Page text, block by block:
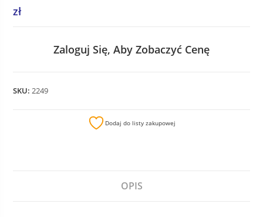
zł
Zaloguj Się, Aby Zobaczyć Cenę
SKU:2249
Dodaj do listy zakupowej
OPIS